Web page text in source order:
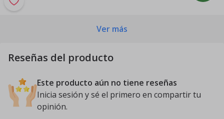
Ver más
Reseñas del producto
Este producto aún no tiene reseñas
Inicia sesión y sé el primero en compartir tu
opinión.